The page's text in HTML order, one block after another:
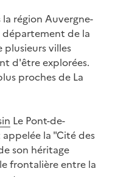
région Auvergne-
département de la
plusieurs villes
d'être explorées.
proches de La
Le Pont-de-
la "Cité des
son héritage
frontalière entre la